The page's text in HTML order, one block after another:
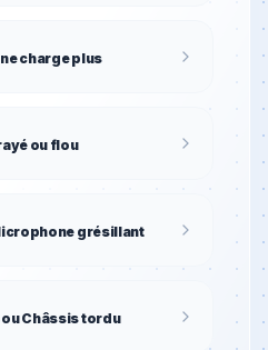
charge plus
ou flou
grésillant
Châssis tordu